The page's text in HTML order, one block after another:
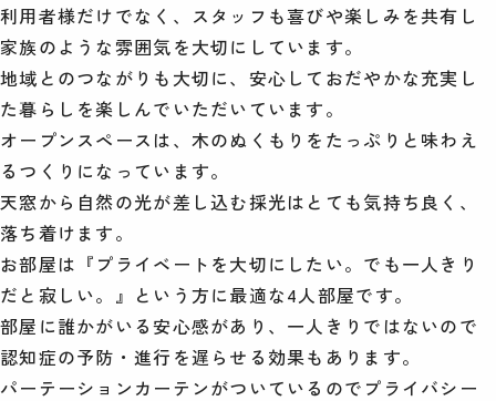
利用者様だけでなく、スタッフも喜びや楽しみを共有し
家族のような雰囲気を大切にしています。
地域とのつながりも大切に、安心しておだやかな充実し
た暮らしを楽しんでいただいています。
オープンスペースは、木のぬくもりをたっぷりと味わえ
るつくりになっています。
天窓から自然の光が差し込む採光はとても気持ち良く、
落ち着けます。
お部屋は『プライベートを大切にしたい。でも一人きり
だと寂しい。』という方に最適な4人部屋です。
部屋に誰かがいる安心感があり、一人きりではないので
認知症の予防・進行を遅らせる効果もあります。
パーテーションカーテンがついているのでプライバシー